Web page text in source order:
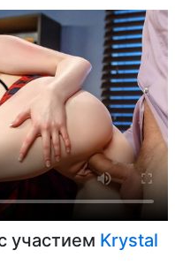
участием Krystal